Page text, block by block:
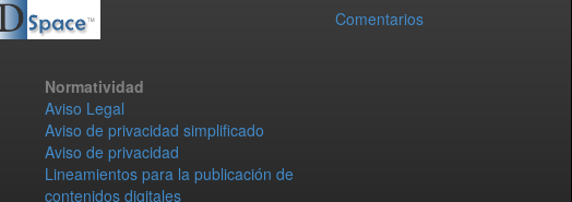
Comentarios
Normatividad
Aviso Legal
Aviso de privacidad simplificado
Aviso de privacidad
Lineamientos para la publicación de
contenidos digitales